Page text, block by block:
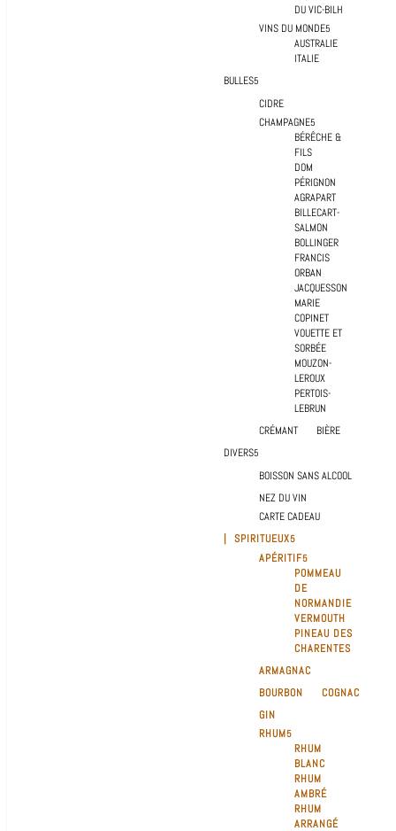
DU VIC-BILH
VINS DU MONDE
AUSTRALIE
ITALIE
BULLES
CIDRE
CHAMPAGNE
BÉRÊCHE &
FILS
DOM
PÉRIGNON
AGRAPART
BILLECART-
SALMON
BOLLINGER
FRANCIS
ORBAN
JACQUESSON
MARIE
COPINET
VOUETTE ET
SORBÉE
MOUZON-
LEROUX
PERTOIS-
LEBRUN
CRÉMANT
BIÈRE
DIVERS
BOISSON SANS ALCOOL
NEZ DU VIN
CARTE CADEAU
| SPIRITUEUX
APÉRITIF
POMMEAU
DE
NORMANDIE
VERMOUTH
PINEAU DES
CHARENTES
ARMAGNAC
BOURBON
COGNAC
GIN
RHUM
RHUM
BLANC
RHUM
AMBRÉ
RHUM
ARRANGÉ